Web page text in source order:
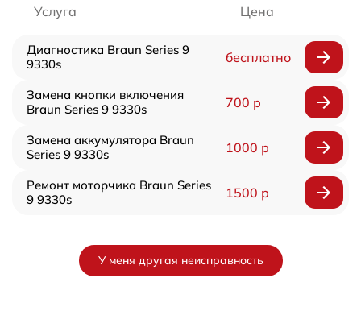
Услуга Цена
Диагностика Braun Series 9
9330s
бесплатно
Замена кнопки включения
Braun Series 9 9330s
700 р
Замена аккумулятора Braun
Series 9 9330s
1000 р
Ремонт моторчика Braun Series
9 9330s
1500 р
У меня другая неисправность